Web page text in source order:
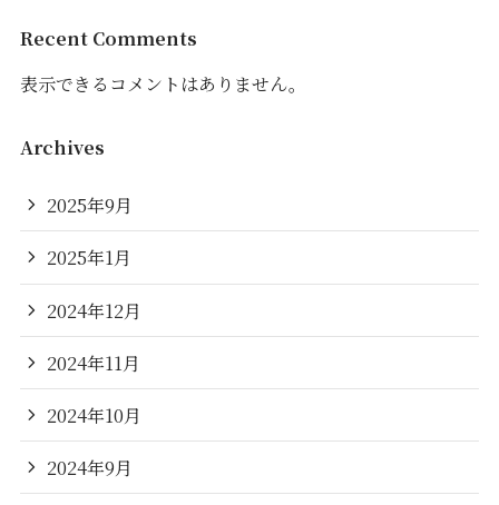
Recent Comments
表示できるコメントはありません。
Archives
2025年9月
2025年1月
2024年12月
2024年11月
2024年10月
2024年9月